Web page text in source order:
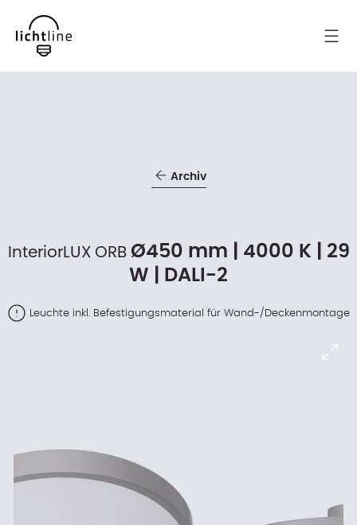
Archiv
InteriorLUX ORB Ø450 mm | 4000 K | 29
W | DALI-2
Leuchte inkl. Befestigungsmaterial für Wand-/Deckenmontage